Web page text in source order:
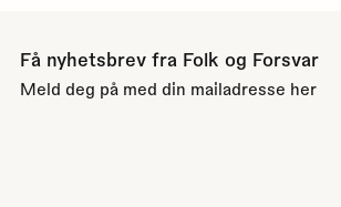
Få nyhetsbrev fra Folk og Forsvar
Meld deg på med din mailadresse her